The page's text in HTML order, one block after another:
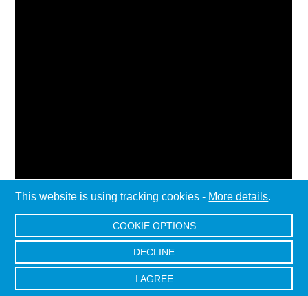
This website is using tracking cookies - More details.
COOKIE OPTIONS
DECLINE
I AGREE